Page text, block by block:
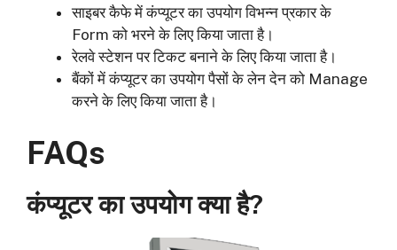
साइबर कैफे में कंप्यूटर का उपयोग विभन्न प्रकार के
Form को भरने के लिए किया जाता है।
रेलवे स्टेशन पर टिकट बनाने के लिए किया जाता है।
बैंकों में कंप्यूटर का उपयोग पैसों के लेन देन को Manage
करने के लिए किया जाता है।
FAQs
कंप्यूटर का उपयोग क्या है?